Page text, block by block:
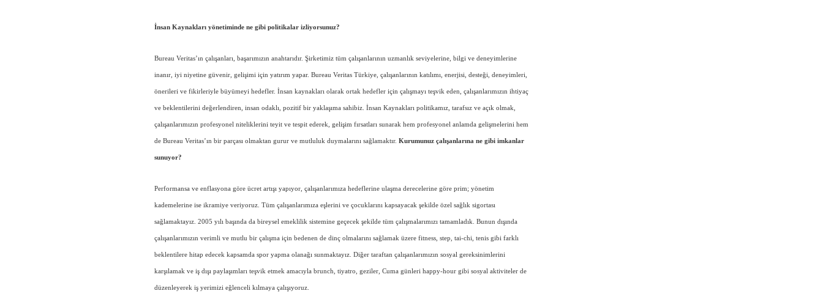
İnsan Kaynakları yönetiminde ne gibi politikalar izliyorsunuz?
Bureau Veritas’ın çalışanları, başarımızın anahtarıdır. Şirketimiz tüm çalışanlarının uzmanlık seviyelerine, bilgi ve deneyimlerine
inanır, iyi niyetine güvenir, gelişimi için yatırım yapar. Bureau Veritas Türkiye, çalışanlarının katılımı, enerjisi, desteği, deneyimleri,
önerileri ve fikirleriyle büyümeyi hedefler. İnsan kaynakları olarak ortak hedefler için çalışmayı teşvik eden, çalışanlarımızın ihtiyaç
ve beklentilerini değerlendiren, insan odaklı, pozitif bir yaklaşıma sahibiz. İnsan Kaynakları politikamız, tarafsız ve açık olmak,
çalışanlarımızın profesyonel niteliklerini teyit ve tespit ederek, gelişim fırsatları sunarak hem profesyonel anlamda gelişmelerini hem
de Bureau Veritas’ın bir parçası olmaktan gurur ve mutluluk duymalarını sağlamaktır. Kurumunuz çalışanlarına ne gibi imkanlar
sunuyor?
Performansa ve enflasyona göre ücret artışı yapıyor, çalışanlarımıza hedeflerine ulaşma derecelerine göre prim; yönetim
kademelerine ise ikramiye veriyoruz. Tüm çalışanlarımıza eşlerini ve çocuklarını kapsayacak şekilde özel sağlık sigortası
sağlamaktayız. 2005 yılı başında da bireysel emeklilik sistemine geçecek şekilde tüm çalışmalarımızı tamamladık. Bunun dışında
çalışanlarımızın verimli ve mutlu bir çalışma için bedenen de dinç olmalarını sağlamak üzere fitness, step, tai-chi, tenis gibi farklı
beklentilere hitap edecek kapsamda spor yapma olanağı sunmaktayız. Diğer taraftan çalışanlarımızın sosyal gereksinimlerini
karşılamak ve iş dışı paylaşımları teşvik etmek amacıyla brunch, tiyatro, geziler, Cuma günleri happy-hour gibi sosyal aktiviteler de
düzenleyerek iş yerimizi eğlenceli kılmaya çalışıyoruz.